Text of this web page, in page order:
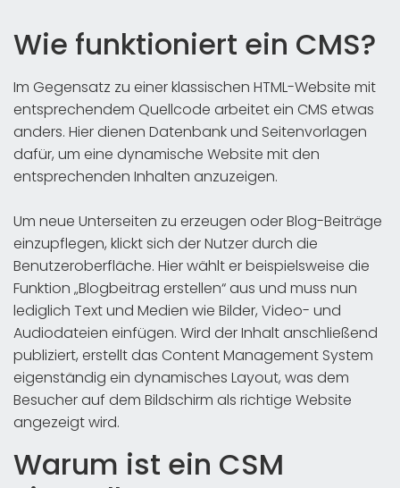
Wie funktioniert ein CMS?
Im Gegensatz zu einer klassischen HTML-Website mit
entsprechendem Quellcode arbeitet ein CMS etwas
anders. Hier dienen Datenbank und Seitenvorlagen
dafür, um eine dynamische Website mit den
entsprechenden Inhalten anzuzeigen.
Um neue Unterseiten zu erzeugen oder Blog-Beiträge
einzupflegen, klickt sich der Nutzer durch die
Benutzeroberfläche. Hier wählt er beispielsweise die
Funktion „Blogbeitrag erstellen“ aus und muss nun
lediglich Text und Medien wie Bilder, Video- und
Audiodateien einfügen. Wird der Inhalt anschließend
publiziert, erstellt das Content Management System
eigenständig ein dynamisches Layout, was dem
Besucher auf dem Bildschirm als richtige Website
angezeigt wird.
Warum ist ein CSM